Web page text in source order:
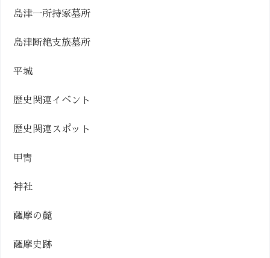
島津一所持家墓所
島津断絶支族墓所
平城
歴史関連イベント
歴史関連スポット
甲冑
神社
薩摩の麓
薩摩史跡